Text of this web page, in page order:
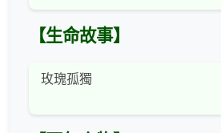
【生命故事】
玫瑰孤獨